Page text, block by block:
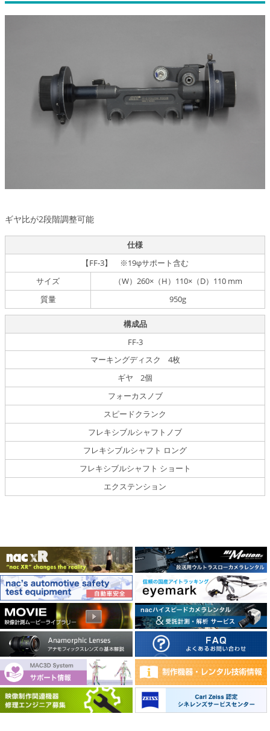
ギヤ比が2段階調整可能
仕様
【FF-3】 ※19φサポート含む
サイズ
（W）260×（H）110×（D）110 mm
質量
950g
構成品
FF-3
マーキングディスク 4枚
ギヤ 2個
フォーカスノブ
スピードクランク
フレキシブルシャフトノブ
フレキシブルシャフト ロング
フレキシブルシャフト ショート
エクステンション